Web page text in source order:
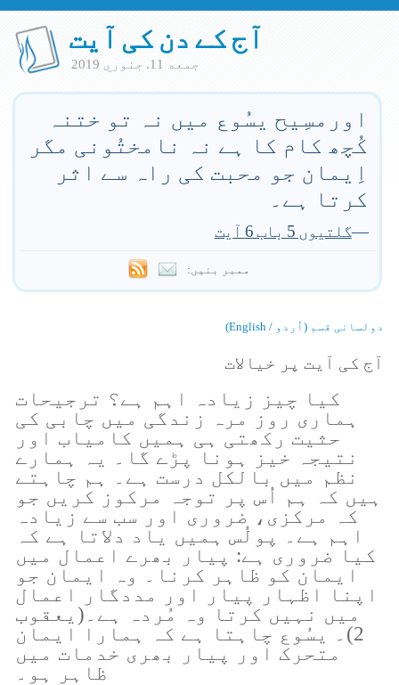
آج کے دن کی آیت
جمعه 11. جنوري 2019
اورمسِیح یسُوع میں نہ تو ختنہ
کُچھ کام کا ہے نہ نامختُونی مگر
اِیمان جو محبت کی راہ سے اثر
کرتا ہے۔
—گلتیوں 5 باب 6 آیت
ممبر بنیں:
دولسانی قسم (اُردو / English)
آج کی آیت پر خیالات
کیا چیز زیادہ اہم ہے؟ ترجیحات
ہماری روز مرہ زندگی میں چابی کی
حثیت رکھتی ہی ہمیں کامیاب اور
نتیجہ خیز ہونا پڑے گا۔ یہ ہمارے
نظم میں بالکل درست ہے۔ ہم چاہتے
ہیں کہ ہم اُس پر توجہ مرکوز کریں جو
کہ مرکزی، ضروری اور سب سے زیادہ
اہم ہے۔ پولُس ہمیں یاد دلاتا ہے کہ
کیا ضروری ہے: پیار بھرے اعمال میں
ایمان کو ظاہر کرنا۔ وہ ایمان جو
اپنا اظہار پیار اور مددگار اعمال
میں نہیں کرتا وہ مُردہ ہے۔(یعقوب
2)۔ یسُوع چاہتا ہے کہ ہمارا ایمان
متحرک اور پیار بھری خدمات میں
ظاہر ہو۔